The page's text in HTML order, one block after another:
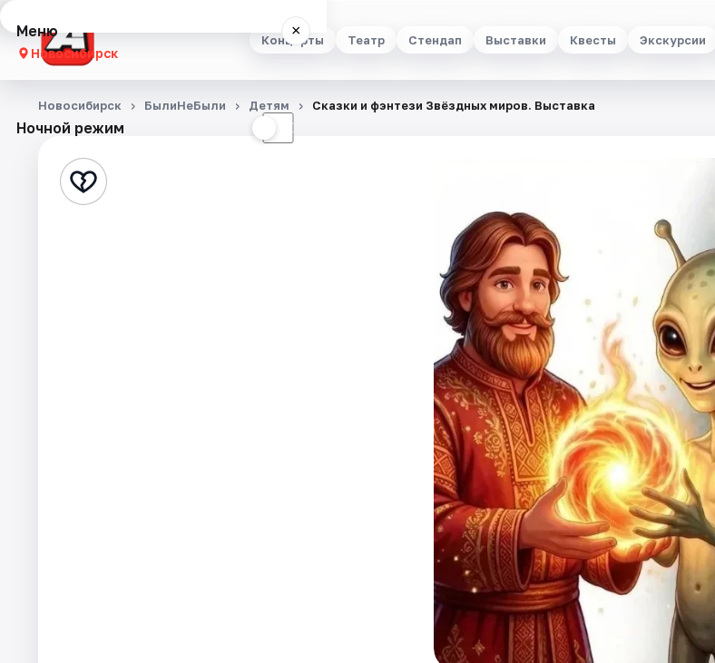
Концерты Театр Стендап Выставки Квесты Экскурсии
Меню ×
Новосибирск
Концерты
Стендап
Ночной режим ☾
Новосибирск БылиНеБыли Детям Сказки и фэнтези Звёздных миров. Выставка